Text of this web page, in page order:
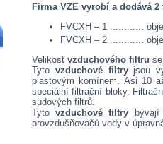
Firma VZE vyrobí a dodává
FVCXH – 1 ............
FVCXH – 2 ............
Velikost vzduchového filtru
Tyto vzduchové filtryjsou
plastovým komínem. Asi 10
speciální filtrační bloky.
sudových filtrů.
Tytovzduchové filtry bývají
provzdušňovačů vody v